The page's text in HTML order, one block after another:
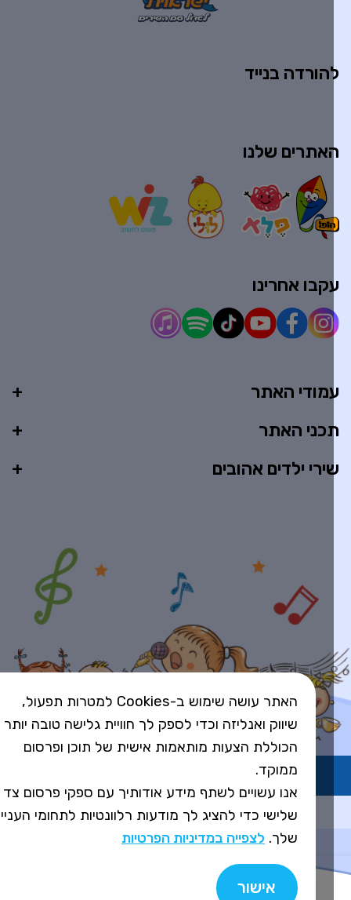
האתר
האתר
ילדים אהובים
בנייד
שלנו
אחרינו
Design&Code by Elevate
האתר עושה שימוש ב-Cookies למטרות תפעול,
שיווק ואנליזה וכדי לספק לך חוויית גלישה טובה יותר
הכוללת הצעות מותאמות אישית של תוכן ופרסום
ממוקד.
אנו עשויים לשתף מידע אודותיך עם ספקי פרסום צד
שלישי כדי להציג לך מודעות רלוונטיות לתחומי העניין
שלך.לצפייה במדיניות הפרטיות
אישור